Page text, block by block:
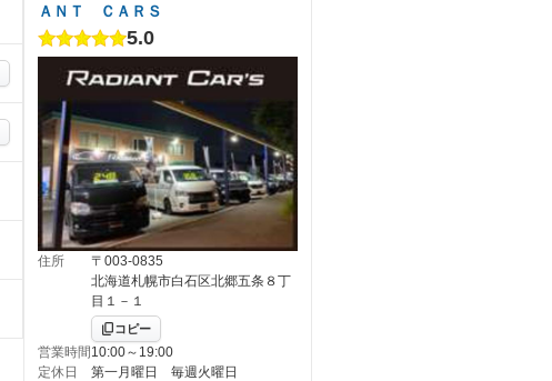
ＡＮＴ ＣＡＲＳ
5.0
住所
〒003-0835
北海道札幌市白石区北郷五条８丁
目１－１
コピー
営業時間 10:00～19:00
定休日
第一月曜日 毎週火曜日